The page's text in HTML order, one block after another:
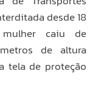
desde 18
caiu de
de altura
tela de proteção